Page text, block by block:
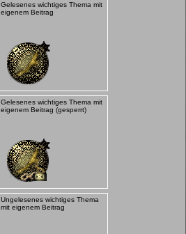
Gelesenes wichtiges Thema mit
eigenem Beitrag
Gelesenes wichtiges Thema mit
eigenem Beitrag (gesperrt)
Ungelesenes wichtiges Thema
mit eigenem Beitrag